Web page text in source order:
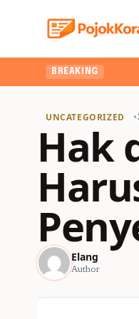
BREAKING
UNCATEGORIZED •
Hak
Elang
Author